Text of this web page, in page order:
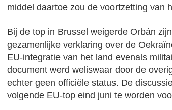
middel daartoe zou de voortzetting van
Bij de top in Brussel weigerde Orbán
gezamenlijke verklaring over de
EU-integratie van het land evenals
document werd weliswaar door de
echter geen officiële status. De
volgende EU-top eind juni te worden